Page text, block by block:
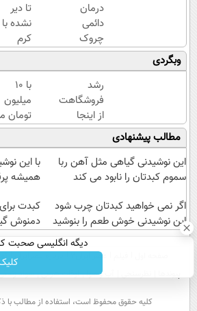
درمان
دائمی
چروک
های
پوستی
در
منزل!
خرید
محصول
با
تخفیف
تا دیر
نشده با
کرم
جلبک
پوستتو
صاف و
آینه ای
کن!
وبگردی
رشد
فروشگاهت
از اینجا
شروع
می‌شه،
برای درآمد
بیشتر،
با 10
میلیون
تومان
بکار
قسطی
کن😍
مطالب پیشنهادی
این نوشیدنی گیاهی مثل آهن ربا
سموم کبدتان را نابود می کند
با این
همیشه
اگر نمی خواهید کبدتان چرب شود
این نوشیدنی خوش طعم را بنوشید
کبدت
دمنوش
دیگه انگلیسی صحبت
عصر ایران۲ درباره عصرایران
آب و هوا اوقات شرعی سواد
كليه حقوق محفوظ است، استفاده از مطالب با